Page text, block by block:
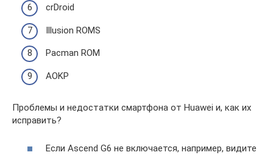
crDroid
Illusion ROMS
Pacman ROM
AOKP
Проблемы и недостатки смартфона от Huawei и, как их
исправить?
Если Ascend G6 не включается, например, видите